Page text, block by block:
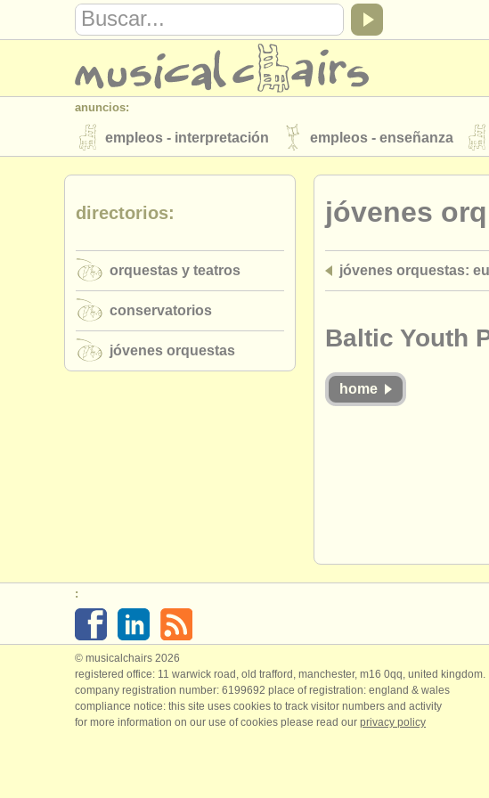
anuncios:
empleos - interpretación empleos - enseñanza
instrumentos en venta instrumentos robados
directorios:
musicalchairs:
editor:
anúnciese con nosotros
jóvenes
jóvenes orquestas:
Baltic Youth
home
directorios:
orquestas y teatros
conservatorios
jóvenes orquestas
:
© musicalchairs 2026
registered office: 11 warwick road, old trafford, manchester, m16 0qq, united kingdom.
company registration number: ​6199692 place of registration: england & wales
compliance notice: ​this site uses cookies to track visitor numbers and activity
for more information on our use of cookies please read our privacy policy